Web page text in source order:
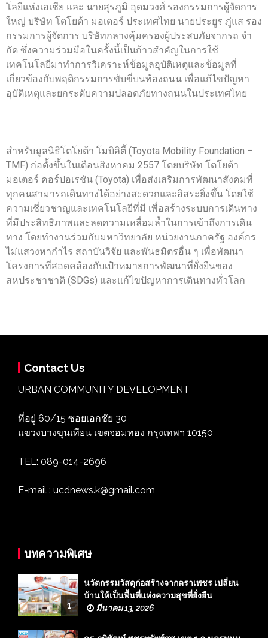
โลยีแห่งเอเชีย และ นายสุรภูมิ อุดมวงศ์ รองกรรมการผู้จัดการ
ใหญ่ บริษัท โตโยต้า มอเตอร์ ประเทศไทย นายประยูร ภู่แส รอง
กรรมการผู้จัดการ บริษัทกลางคุ้มครองผู้ประสบภัยจากรถ จํา
กัด ซึ่งความร่วมมือในครั้งนี้เป็นก้าวสำคัญในการใช้
เทคโนโลยีมาทําการวิเคราะห์ข้อมูลอุบัติเหตุและข้อมูลที่
เกี่ยวข้องกับพฤติกรรมการขับขี่บนท้องถนน เพื่อแก้ไขปัญหา
อุบัติเหตุและยกระดับความปลอดภัยทางถนนในประเทศไทย
สำหรับมูลนิธิโตโยต้า โมบิลิตี้ (Toyota Mobility Foundation –
TMF) ก่อตั้งขึ้นในเดือนสิงหาคม 2557 โดยบริษัท โตโยต้า
มอเตอร์ คอร์ปอเรชัน (Toyota) เพื่อส่งเสริมการพัฒนาสังคมที่
ทุกคนสามารถเดินทางได้อย่างสะดวกและอิสระยิ่งขึ้น โดยใช้
ความเชี่ยวชาญและเทคโนโลยีที่มี เพื่อสร้างระบบการเดินทาง
ที่มีประสิทธิภาพและลดความเหลื่อมล้ำในการเข้าถึงการเดิน
ทาง โดยทำงานร่วมกับมหาวิทยาลัย หน่วยงานภาครัฐ องค์กร
ไม่แสวงหากำไร สถาบันวิจัย และพันธมิตรอื่น ๆ เพื่อพัฒนา
โครงการที่สอดคล้องกับเป้าหมายการพัฒนาที่ยั่งยืนของ
สหประชาชาติ (SDGs) และแก้ไขปัญหาการเดินทางทั่วโลก
Contact Us
URBAN COMMUNITY DEVELOPMENT
ที่อยู่ 60/15 ซอยเอกชัย 30
แขวงบางขุนเทียน เขตจอมทอง กรุงเทพฯ 10150
TEL: 089-014-2696
E-mail : ucdnews.k@gmail.com
บทความพิเศษ
1
นวัตกรรมวัสดุก่อสร้างจากตราเพชร เปลี่ยน
บ้านให้เป็นพื้นที่แห่งความสุขที่ยั่งยืน
มีนาคม 13, 2026